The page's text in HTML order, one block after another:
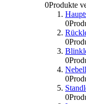
0Produkte
0
0
0
0
0